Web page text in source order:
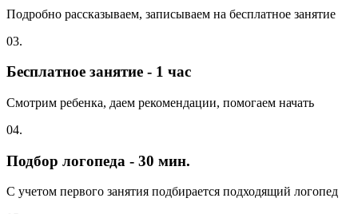
Подробно рассказываем, записываем на бесплатное занятие
03.
Бесплатное занятие - 1 час
Смотрим ребенка, даем рекомендации, помогаем начать
04.
Подбор логопеда - 30 мин.
С учетом первого занятия подбирается подходящий логопед